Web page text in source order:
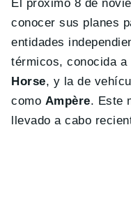
El próximo 8 de
conocer sus planes
entidades
térmicos, conocida a
Horse, y la de
como Ampère. Este
llevado a cabo